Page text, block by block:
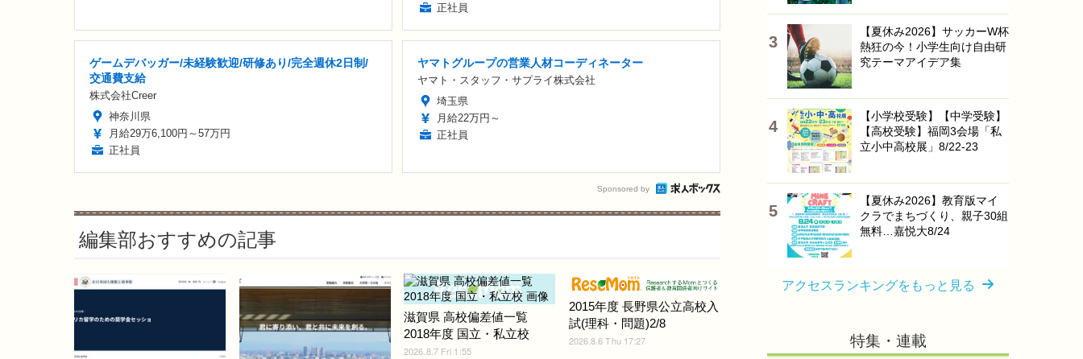
正社員
ゲームデバッガー/未経験歓迎/研修あり/完全週休2日制/
交通費支給
株式会社Creer
神奈川県
月給29万6,100円～57万円
正社員
ヤマトグループの営業人材コーディネーター
ヤマト・スタッフ・サプライ株式会社
埼玉県
月給22万円～
正社員
Sponsored by
編集部おすすめの記事
滋賀県 高校偏差値一覧
2018年度 国立・私立校
2026.8.7 Fri 1:55
2015年度 長野県公立高校入
試(理科・問題)2/8
2026.8.6 Thu 17:27
【夏休み2026】サッカーW杯
熱狂の今！小学生向け自由研
究テーマアイデア集
【小学校受験】【中学受験】
【高校受験】福岡3会場「私
立小中高校展」8/22-23
【夏休み2026】教育版マイ
クラでまちづくり、親子30組
無料…嘉悦大8/24
アクセスランキングをもっと見る
特集・連載